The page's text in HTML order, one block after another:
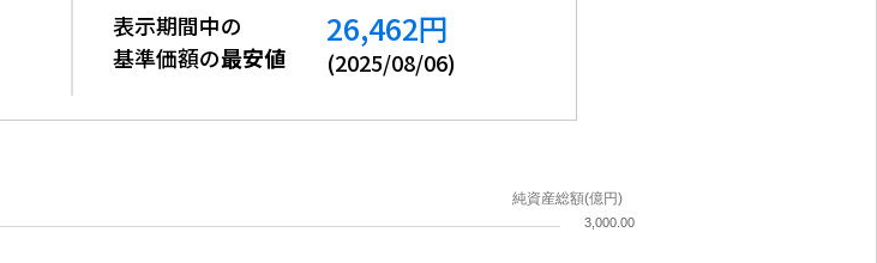
表示期間中の
基準価額の最安値
26,462円
(2025/08/06)
純資産総額(億円)
3,000.00